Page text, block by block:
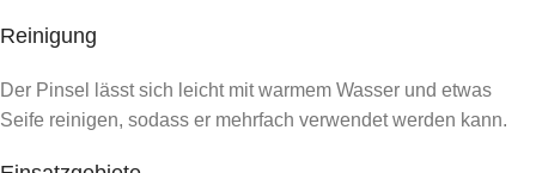
Reinigung
Der Pinsel lässt sich leicht mit warmem Wasser und etwas
Seife reinigen, sodass er mehrfach verwendet werden kann.